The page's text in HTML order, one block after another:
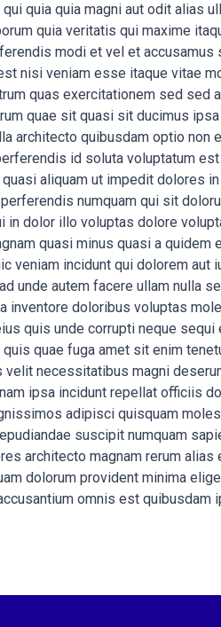
quia quia magni aut odit alias
quia veritatis qui maxime
modi et vel et
nisi veniam esse itaque vitae
quas exercitationem sed
quae sit quasi sit ducimus
architecto quibusdam optio non
id soluta voluptatum
aliquam ut impedit dolores
numquam qui sit
dolor illo voluptas dolore
quasi minus quasi a
incidunt qui dolorem aut
unde autem facere ullam nulla
doloribus voluptas
quis unde corrupti neque
quae fuga amet sit enim
necessitatibus magni
ipsa incidunt repellat officiis
adipisci quisquam
suscipit numquam
architecto magnam rerum
dolorum provident minima
omnis est quibusdam